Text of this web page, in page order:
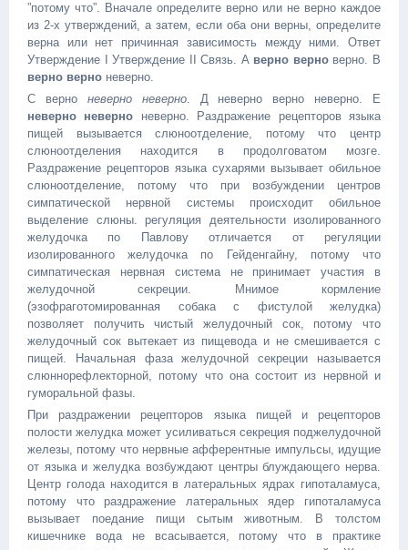
”потому что”. Вначале определите верно или не верно каждое
из 2-х утверждений, а затем, если оба они верны, определите
верна или нет причинная зависимость между ними. Ответ
Утверждение I Утверждение II Связь. А верно верноверно. В
верно верно неверно.
С верно неверно неверно. Д неверно верно неверно. Е
неверно неверно неверно. Раздражение рецепторов языка
пищей вызывается слюноотделение, потому что центр
слюноотделения находится в продолговатом мозге.
Раздражение рецепторов языка сухарями вызывает обильное
слюноотделение, потому что при возбуждении центров
симпатической нервной системы происходит обильное
выделение слюны. регуляция деятельности изолированного
желудочка по Павлову отличается от регуляции
изолированного желудочка по Гейденгайну, потому что
симпатическая нервная система не принимает участия в
желудочной секреции. Мнимое кормление
(эзофраготомированная собака с фистулой желудка)
позволяет получить чистый желудочный сок, потому что
желудочный сок вытекает из пищевода и не смешивается с
пищей. Начальная фаза желудочной секреции называется
слюннорефлекторной, потому что она состоит из нервной и
гуморальной фазы.
При раздражении рецепторов языка пищей и рецепторов
полости желудка может усиливаться секреция поджелудочной
железы, потому что нервные афферентные импульсы, идущие
от языка и желудка возбуждают центры блуждающего нерва.
Центр голода находится в латеральных ядрах гипоталамуса,
потому что раздражение латеральных ядер гипоталамуса
вызывает поедание пищи сытым животным. В толстом
кишечнике вода не всасывается, потому что в практике